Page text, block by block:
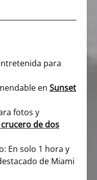
para
en Sunset
fotos y
crucero de dos
En solo 1 hora y
de Miami